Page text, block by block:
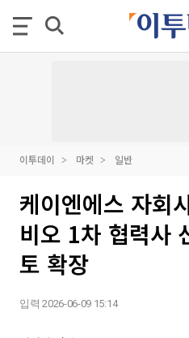
이투데이 마켓 일반
케이엔에스 자회
비오 1차 협력사
토 확장
입력 2026-06-09 15:14